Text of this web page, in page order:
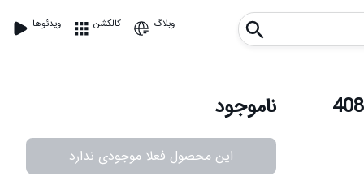
ویدئوها کالکشن وبلاگ
ناموجود
این محصول فعلا موجودی ندارد